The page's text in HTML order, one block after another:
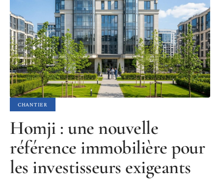
CHANTIER
Homji : une nouvelle
référence immobilière pour
les investisseurs exigeants